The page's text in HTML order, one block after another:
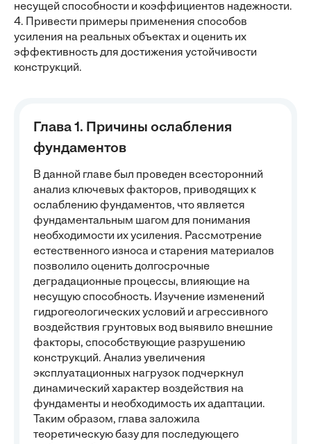
несущей способности и коэффициентов надежности.
4. Привести примеры применения способов
усиления на реальных объектах и оценить их
эффективность для достижения устойчивости
конструкций.
Глава 1. Причины ослабления
фундаментов
В данной главе был проведен всесторонний
анализ ключевых факторов, приводящих к
ослаблению фундаментов, что является
фундаментальным шагом для понимания
необходимости их усиления. Рассмотрение
естественного износа и старения материалов
позволило оценить долгосрочные
деградационные процессы, влияющие на
несущую способность. Изучение изменений
гидрогеологических условий и агрессивного
воздействия грунтовых вод выявило внешние
факторы, способствующие разрушению
конструкций. Анализ увеличения
эксплуатационных нагрузок подчеркнул
динамический характер воздействия на
фундаменты и необходимость их адаптации.
Таким образом, глава заложила
теоретическую базу для последующего